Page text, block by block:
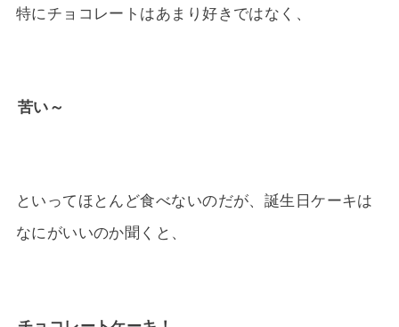
特にチョコレートはあまり好きではなく、
苦い～
といってほとんど食べないのだが、誕生日ケーキは
なにがいいのか聞くと、